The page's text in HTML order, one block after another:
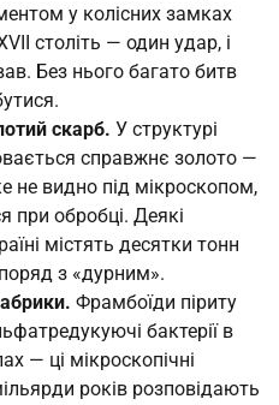
у колісних замках
століть — один удар, і
Без нього багато битв
скарб. У структурі
справжнє золото —
не видно під мікроскопом,
при обробці. Деякі
містять десятки тонн
з «дурним».
Фрамбоїди піриту
бактерії в
— ці мікроскопічні
років розповідають